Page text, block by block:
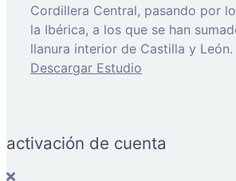
Cordillera Central, pasando por
la Ibérica, a los que se han
llanura interior de Castilla y León.
Descargar Estudio
activación de cuenta